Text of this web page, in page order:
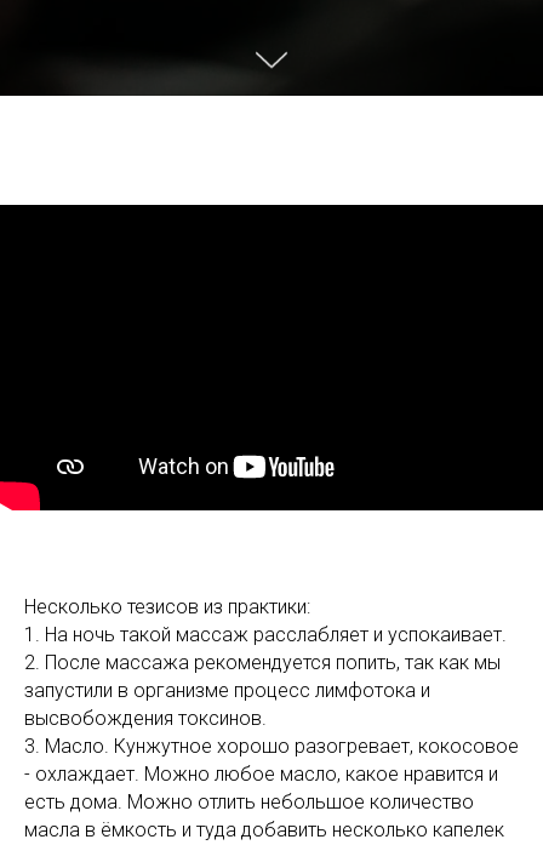
Несколько тезисов из практики:
1. На ночь такой массаж расслабляет и успокаивает.
2. После массажа рекомендуется попить, так как мы
запустили в организме процесс лимфотока и
высвобождения токсинов.
3. Масло. Кунжутное хорошо разогревает, кокосовое
- охлаждает. Можно любое масло, какое нравится и
есть дома. Можно отлить небольшое количество
масла в ёмкость и туда добавить несколько капелек